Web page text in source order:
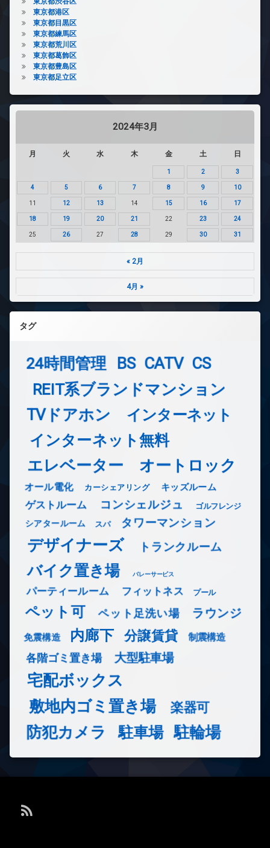
東京都港区
東京都目黒区
東京都練馬区
東京都荒川区
東京都葛飾区
東京都豊島区
東京都足立区
2024年3月
月 火 水 木 金 土 日
1 2 3
4 5 6 7 8 9 10
11 12 13 14 15 16 17
18 19 20 21 22 23 24
25 26 27 28 29 30 31
« 2月
4月 »
タグ
24時間管理 BS CATV CS
REIT系ブランドマンション
TVドアホン インターネット
インターネット無料
エレベーター オートロック
オール電化 カーシェアリング キッズルーム
ゲストルーム コンシェルジュ ゴルフレンジ
シアタールーム スパ タワーマンション
デザイナーズ トランクルーム
バイク置き場 バレーサービス
パーティールーム フィットネス プール
ペット可 ペット足洗い場 ラウンジ
免震構造 内廊下 分譲賃貸 制震構造
各階ゴミ置き場 大型駐車場
宅配ボックス
敷地内ゴミ置き場
楽器可
防犯カメラ 駐車場 駐輪場
RSS